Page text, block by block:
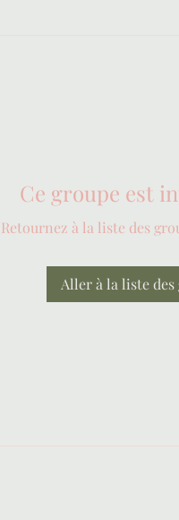
Ce groupe est
Retournez à la liste des
Aller à la liste des